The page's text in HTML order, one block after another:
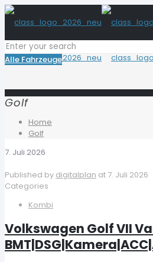
Alle Fahrzeuge
Golf
Home
Golf
7. Juli 2026
Published by digitalplan at 7. Juli 2026
Categories
Kombi
Volkswagen Golf VII